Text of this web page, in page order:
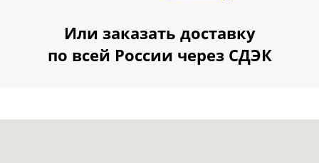
Или заказать доставку
по всей России через СДЭК